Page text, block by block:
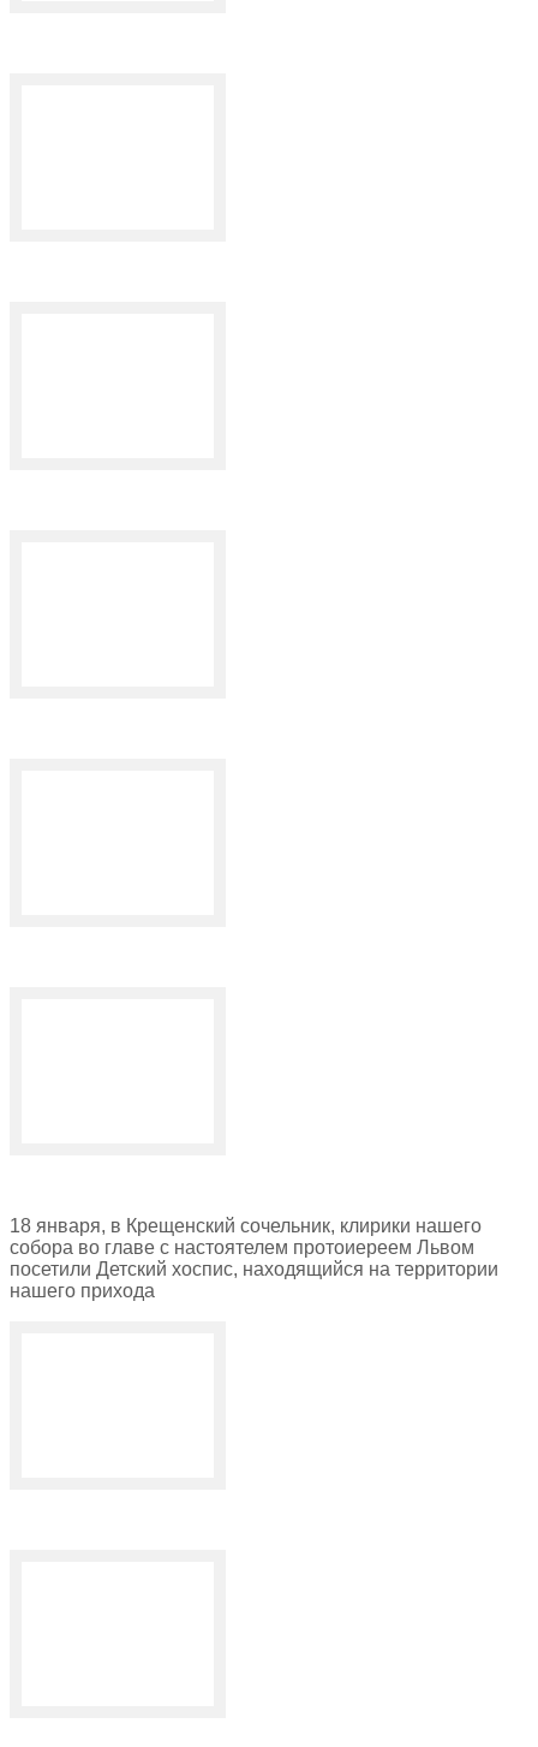
18 января, в Крещенский сочельник, клирики нашего
собора во главе с настоятелем протоиереем Львом
посетили Детский хоспис, находящийся на территории
нашего прихода